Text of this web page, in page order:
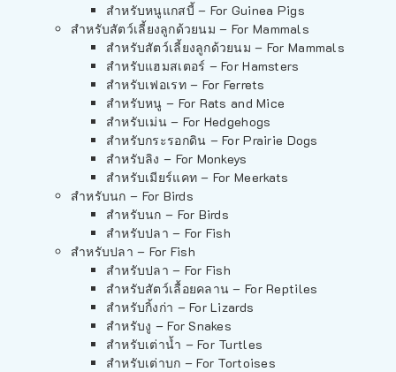
สำหรับหนูแกสบี้ – For Guinea Pigs
สำหรับสัตว์เลี้ยงลูกด้วยนม – For Mammals
สำหรับสัตว์เลี้ยงลูกด้วยนม – For Mammals
สำหรับแฮมสเตอร์ – For Hamsters
สำหรับเฟอเรท – For Ferrets
สำหรับหนู – For Rats and Mice
สำหรับเม่น – For Hedgehogs
สำหรับกระรอกดิน – For Prairie Dogs
สำหรับลิง – For Monkeys
สำหรับเมียร์แคท – For Meerkats
สำหรับนก – For Birds
สำหรับนก – For Birds
สำหรับปลา – For Fish
สำหรับปลา – For Fish
สำหรับปลา – For Fish
สำหรับสัตว์เลื้อยคลาน – For Reptiles
สำหรับกิ้งก่า – For Lizards
สำหรับงู – For Snakes
สำหรับเต่าน้ำ – For Turtles
สำหรับเต่าบก – For Tortoises